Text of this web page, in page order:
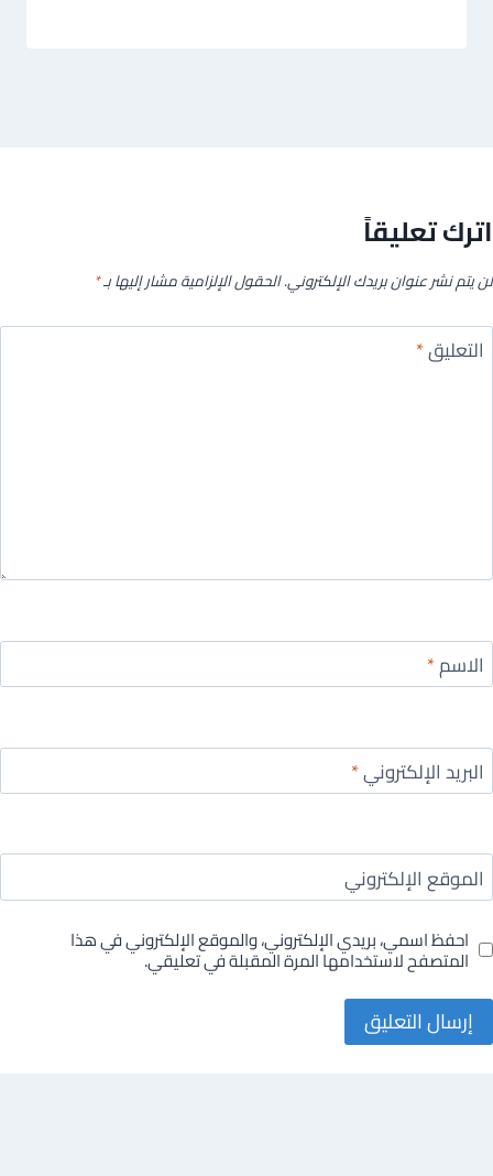
اترك تعليقاً
لن يتم نشر عنوان بريدك الإلكتروني.الحقول الإلزامية مشار إليها بـ*
التعليق*
الاسم*
البريد الإلكتروني*
الموقع الإلكتروني
احفظ اسمي، بريدي الإلكتروني، والموقع الإلكتروني في هذا
المتصفح لاستخدامها المرة المقبلة في تعليقي.